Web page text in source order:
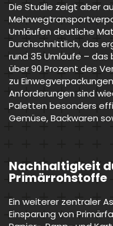
Die Studie zeigt aber
Umläufen deutliche
Durchschnittlich, das
rund 35 Umläufe –
über 90 Prozent des
zu
Anforderungen sind
Paletten besonders
Gemüse, Backwaren
Nachhaltigkeit
Primärrohstoffe
Ein weiterer zentraler
Einsparung von